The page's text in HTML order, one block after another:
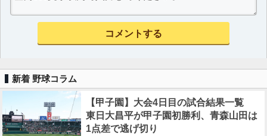
新着 野球コラム
【甲子園】大会4日目の試合結果一覧
東日大昌平が甲子園初勝利、青森山田は
1点差で逃げ切り